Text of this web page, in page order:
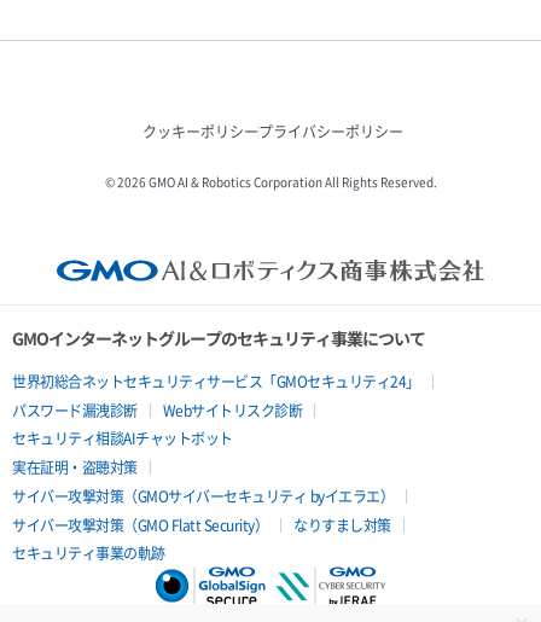
クッキーポリシープライバシーポリシー
© 2026 GMO AI & Robotics Corporation All Rights Reserved.
GMOインターネットグループのセキュリティ事業について
世界初総合ネットセキュリティサービス「GMOセキュリティ24」
パスワード漏洩診断
Webサイトリスク診断
セキュリティ相談AIチャットボット
実在証明・盗聴対策
サイバー攻撃対策（GMOサイバーセキュリティ byイエラエ）
サイバー攻撃対策（GMO Flatt Security）
なりすまし対策
セキュリティ事業の軌跡